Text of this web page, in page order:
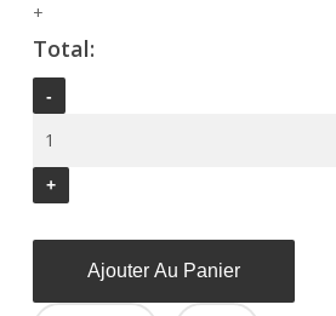
+
Total:
Ajouter Au Panier